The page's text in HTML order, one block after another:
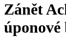
Zánět
úponové